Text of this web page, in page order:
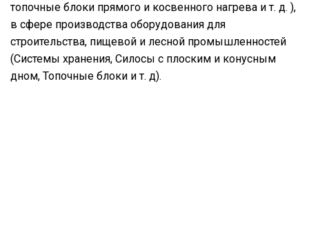
топочные блоки прямого и косвенного нагрева и т. д. ),
в сфере производства оборудования для
строительства, пищевой и лесной промышленностей
(Системы хранения, Силосы с плоским и конусным
дном, Топочные блоки и т. д).